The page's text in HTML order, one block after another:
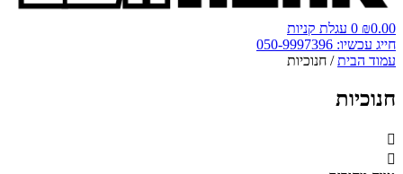
₪0.00
0 עגלת קניות
חייג עכשיו: 050-9997396
עמוד הבית/ חנוכיות
חנוכיות